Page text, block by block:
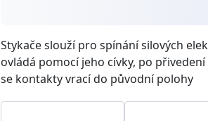
Stykače slouží pro spínání silových
ovládá pomocí jeho cívky, po
se kontakty vrací do původní polohy